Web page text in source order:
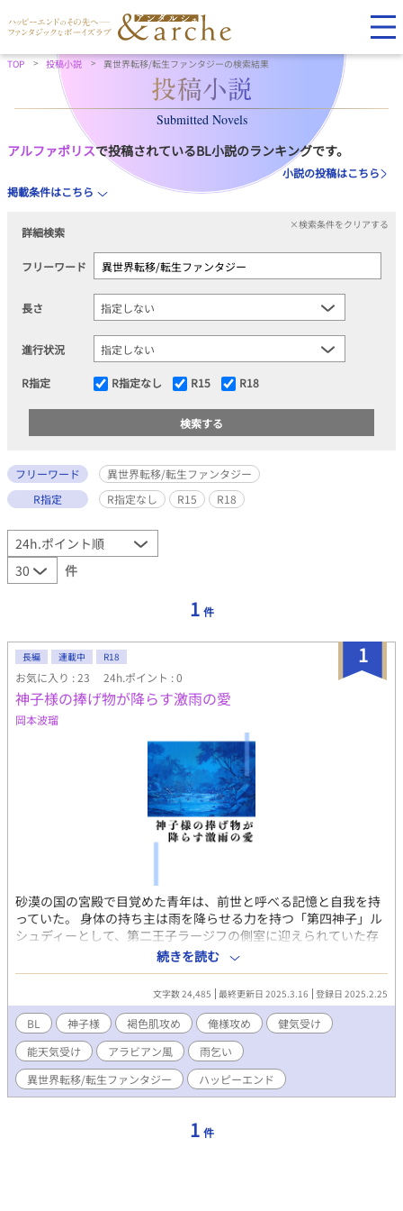
TOP 投稿小説 異世界転移/転生ファンタジーの検索結果
Submitted Novels
アルファポリスで投稿されているBL小説のランキングです。
小説の投稿はこちら
掲載条件はこちら
詳細検索
×検索条件をクリアする
フリーワード
長さ
進行状況
R指定 R指定なし R15 R18
フリーワード
異世界転移/転生ファンタジー
R指定
R指定なし R15 R18
件
1 件
1
長編 連載中 R18
お気に入り : 23 24h.ポイント : 0
神子様の捧げ物が降らす激雨の愛
岡本波瑠
砂漠の国の宮殿で目覚めた青年は、前世と呼べる記憶と自我を持
っていた。 身体の持ち主は雨を降らせる力を持つ「第四神子」ル
シュディーとして、第二王子ラージフの側室に迎えられていた存
在だった。感情が天候を左右する特異な力を持ち、国の命運を握
る神子でありながら、かつてのルシュディーは傲慢な振る舞いで
使用人たちから憎まれ、ラージフとの信頼関係も完全に壊れてい
たという。 ルシュディーとして目覚めた今の彼は、日本にいた時
の様にただ穏やかに生きたいと願い、手仕事や雨乞いを通して国
と向き合おうとした。 しかし、周囲は彼を「雨を降らす道具」と
してしか見ず、王子もまたルシュディーとの確執でギクシャクし
てしまっていた。 何故ルシュディーは、憎まれるような行動を起
こしたのか──。 遅筆の為、亀更新となります。 お気に入り登
続きを読む
文字数 24,485 最終更新日 2025.3.16 登録日 2025.2.25
BL 神子様 褐色肌攻め 俺様攻め
健気受け
能天気受け
アラビアン風
雨乞い
異世界転移/転生ファンタジー
ハッピーエンド
1 件